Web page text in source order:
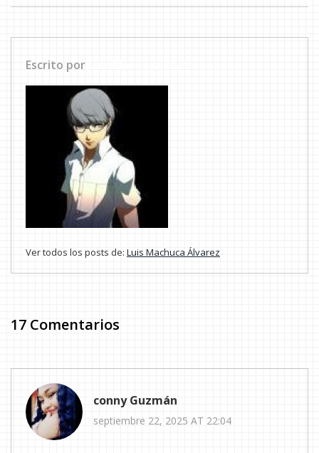
Escrito por
Ver todos los posts de: Luis Machuca Álvarez
17 Comentarios
conny Guzmán
septiembre 22, 2025 AT 22:04